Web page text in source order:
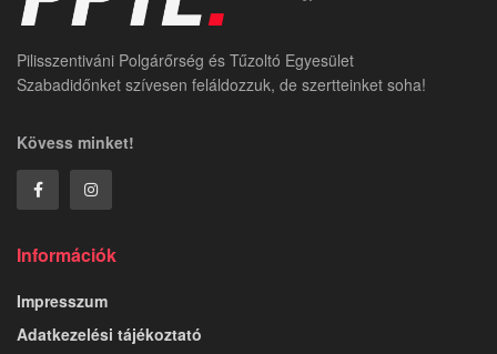
Pilisszentiváni Polgárőrség és Tűzoltó Egyesület
Szabadidőnket szívesen feláldozzuk, de szertteinket soha!
Kövess minket!
Információk
Impresszum
Adatkezelési tájékoztató